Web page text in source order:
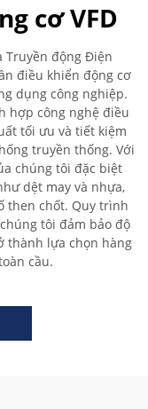
cơ VFD
Truyền động Điện
điều khiển động cơ
dụng công nghiệp.
hợp công nghệ điều
tối ưu và tiết kiệm
truyền thống. Với
chúng tôi đặc biệt
dệt may và nhựa,
then chốt. Quy trình
tôi đảm bảo độ
thành lựa chọn hàng
cầu.